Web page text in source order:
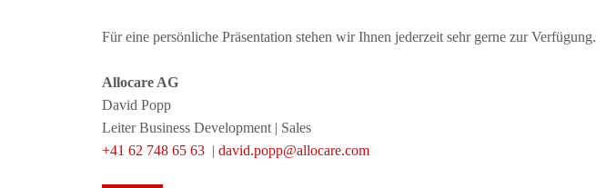
Für eine persönliche Präsentation stehen wir Ihnen jederzeit sehr gerne zur Verfügung.
Allocare AG
David Popp
Leiter Business Development | Sales
+41 62 748 65 63 | david.popp@allocare.com